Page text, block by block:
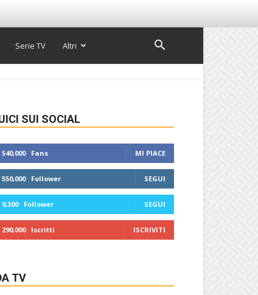
Serie TV Altri
SUI SOCIAL
540,000 Fans MI PIACE
550,000 Follower SEGUI
9,300 Follower SEGUI
290,000 Iscritti ISCRIVITI
TV